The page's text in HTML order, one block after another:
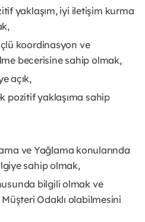
yaklaşım, iyi iletişim kurma
koordinasyon ve
becerisine sahip olmak,
açık,
pozitif yaklaşıma sahip
ve Yağlama konularında
sahip olmak,
bilgili olmak ve
Odaklı olabilmesini